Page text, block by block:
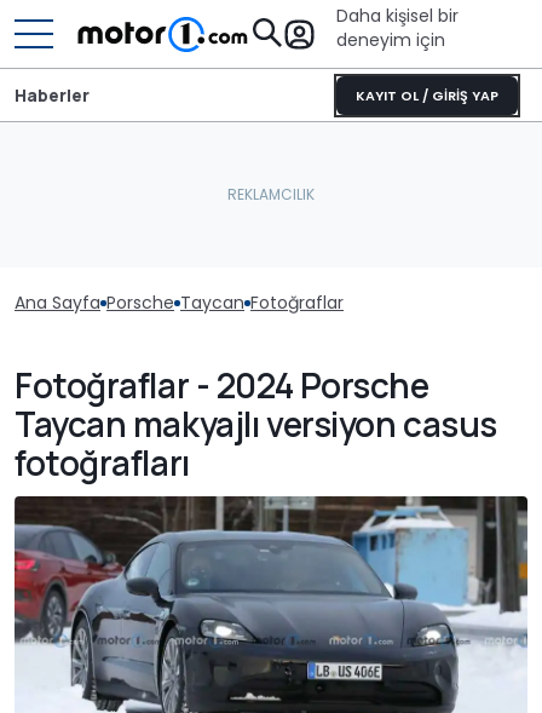
Daha kişisel bir
deneyim için
KAYIT OL / GİRİŞ YAP
Haberler
Ana Sayfa Porsche Taycan Fotoğraflar
Fotoğraflar - 2024 Porsche
Taycan makyajlı versiyon casus
fotoğrafları